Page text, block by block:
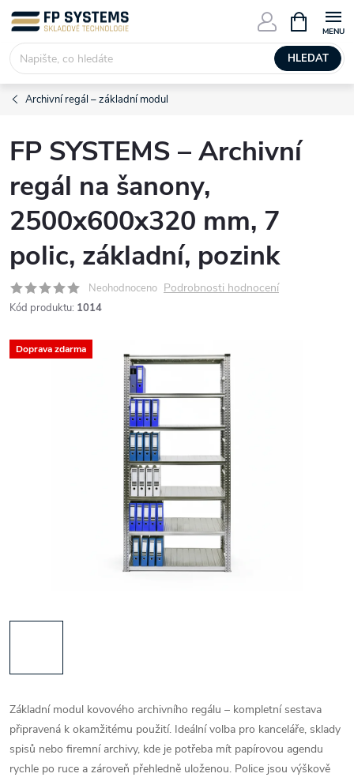
Přejít
obsah
HLEDAT
NÁKUPNÍ
KOŠÍK
Archivní regál – základní modul
FP SYSTEMS – Archivní
regál na šanony,
2500x600x320 mm, 7
polic, základní, pozink
Neohodnoceno Podrobnosti hodnocení
Kód produktu: 1014
Doprava zdarma
Základní modul kovového archivního regálu – kompletní sestava
připravená k okamžitému použití. Ideální volba pro kanceláře, sklady
spisů nebo firemní archivy, kde je potřeba mít papírovou agendu
rychle po ruce a zároveň přehledně uloženou. Police jsou výškově